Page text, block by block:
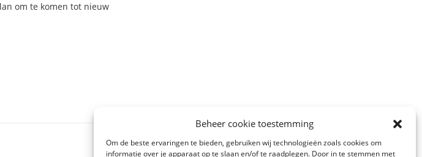
Beheer cookie toestemming
Om de beste ervaringen te bieden, gebruiken wij technologieën zoals cookies om
informatie over je apparaat op te slaan en/of te raadplegen. Door in te stemmen met
om te komen tot nieuw